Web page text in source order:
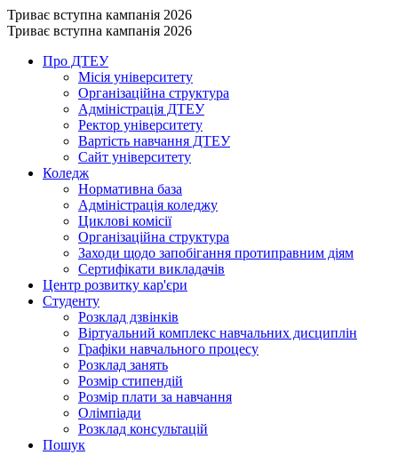
Триває вступна кампанія 2026
Триває вступна кампанія 2026
Про ДТЕУ
Місія університету
Організаційна структура
Адміністрація ДТЕУ
Ректор університету
Вартість навчання ДТЕУ
Сайт університету
Коледж
Нормативна база
Адміністрація коледжу
Циклові комісії
Організаційна структура
Заходи щодо запобігання протиправним діям
Сертифікати викладачів
Центр розвитку кар'єри
Студенту
Розклад дзвінків
Віртуальний комплекс навчальних дисциплін
Графіки навчального процесу
Розклад занять
Розмір стипендій
Розмір плати за навчання
Олімпіади
Розклад консультацій
Пошук